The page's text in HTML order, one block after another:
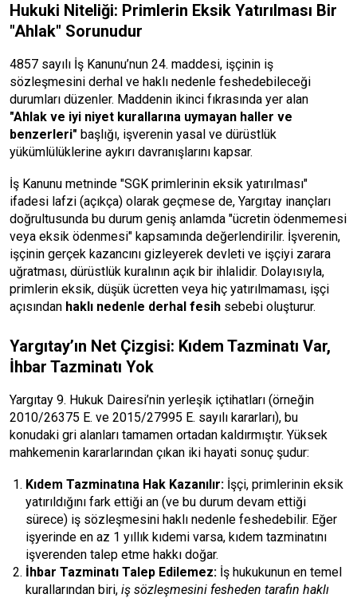
Hukuki Niteliği: Primlerin Eksik Yatırılması Bir
"Ahlak" Sorunudur
4857 sayılı İş Kanunu’nun 24. maddesi, işçinin iş
sözleşmesini derhal ve haklı nedenle feshedebileceği
durumları düzenler. Maddenin ikinci fıkrasında yer alan
"Ahlak ve iyi niyet kurallarına uymayan haller ve
benzerleri" başlığı, işverenin yasal ve dürüstlük
yükümlülüklerine aykırı davranışlarını kapsar.
İş Kanunu metninde "SGK primlerinin eksik yatırılması"
ifadesi lafzi (açıkça) olarak geçmese de, Yargıtay inançları
doğrultusunda bu durum geniş anlamda "ücretin ödenmemesi
veya eksik ödenmesi" kapsamında değerlendirilir. İşverenin,
işçinin gerçek kazancını gizleyerek devleti ve işçiyi zarara
uğratması, dürüstlük kuralının açık bir ihlalidir. Dolayısıyla,
primlerin eksik, düşük ücretten veya hiç yatırılmaması, işçi
açısından haklı nedenle derhal fesih sebebi oluşturur.
Yargıtay’ın Net Çizgisi: Kıdem Tazminatı Var,
İhbar Tazminatı Yok
Yargıtay 9. Hukuk Dairesi’nin yerleşik içtihatları (örneğin
2010/26375 E. ve 2015/27995 E. sayılı kararları), bu
konudaki gri alanları tamamen ortadan kaldırmıştır. Yüksek
mahkemenin kararlarından çıkan iki hayati sonuç şudur:
Kıdem Tazminatına Hak Kazanılır: İşçi, primlerinin eksik
yatırıldığını fark ettiği an (ve bu durum devam ettiği
sürece) iş sözleşmesini haklı nedenle feshedebilir. Eğer
işyerinde en az 1 yıllık kıdemi varsa, kıdem tazminatını
işverenden talep etme hakkı doğar.
İhbar Tazminatı Talep Edilemez: İş hukukunun en temel
kurallarından biri, iş sözleşmesini fesheden tarafın haklı